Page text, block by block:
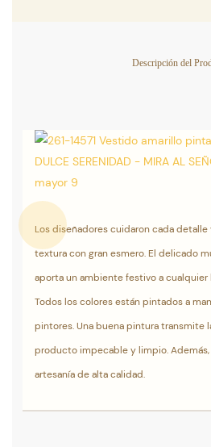
Descripción del
Los diseñadores cuidaron cada
textura con gran esmero. El delicado
aporta un ambiente festivo a cualquier
Todos los colores están pintados a
pintores. Una buena pintura transmite
producto impecable y limpio.
artesanía de alta calidad.